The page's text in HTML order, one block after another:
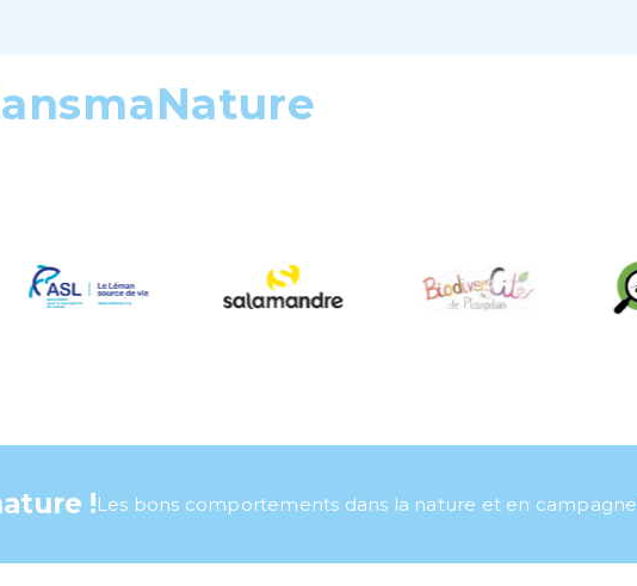
!Les bons comportements dans la nature et en campagne